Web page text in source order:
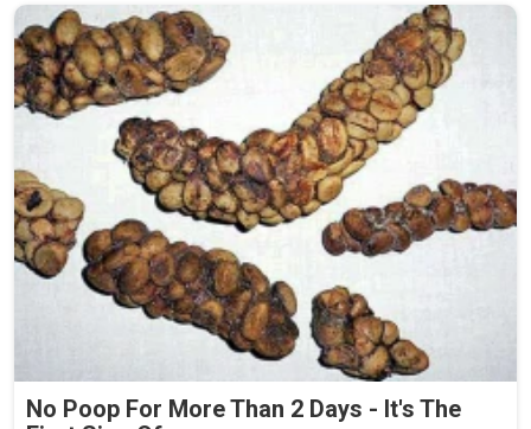
No Poop For More Than 2 Days - It's The